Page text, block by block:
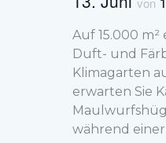
Auf 15.000
Duft- und
Klimagarten
erwarten Sie
während